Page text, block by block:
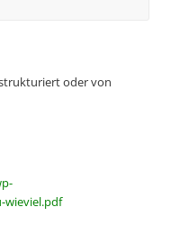
oder von
wieviel.pdf